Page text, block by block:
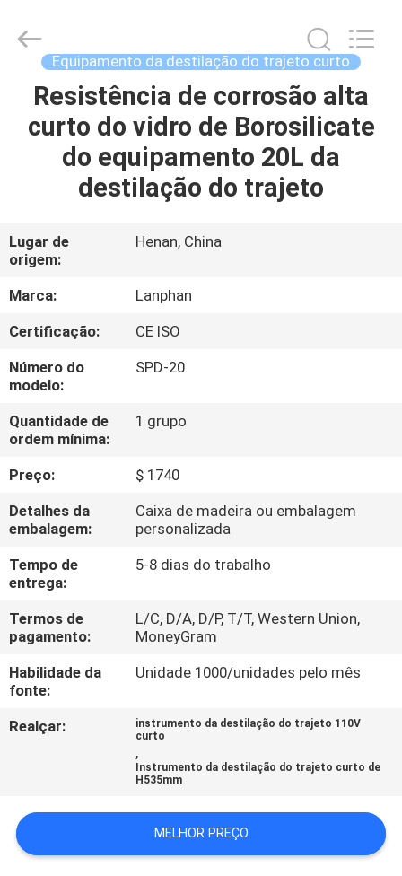
CASA
PRODUTOS
SOBRE
NÓS
EXCURSÃO
DA
FÁBRICA
CONTROLE
DA
QUALIDADE
CONTACTE-
NOS
PEÇA
CITAÇÕES
DO
SITE
Lanphan
Industry
Reserved.
Equipamento da destilação do trajeto curto
Resistência de corrosão alta
curto do vidro de Borosilicate
do equipamento 20L da
destilação do trajeto
Lugar de
origem:
Henan, China
Marca:
Lanphan
Certificação:
CE ISO
Número do
modelo:
SPD-20
Quantidade de
ordem mínima:
1 grupo
Preço:
$ 1740
Detalhes da
embalagem:
Caixa de madeira ou embalagem
personalizada
Tempo de
entrega:
5-8 dias do trabalho
Termos de
pagamento:
L/C, D/A, D/P, T/T, Western Union,
MoneyGram
Habilidade da
fonte:
Unidade 1000/unidades pelo mês
Realçar:
instrumento da destilação do trajeto 110V
curto
,
Instrumento da destilação do trajeto curto de
H535mm
MELHOR PREÇO